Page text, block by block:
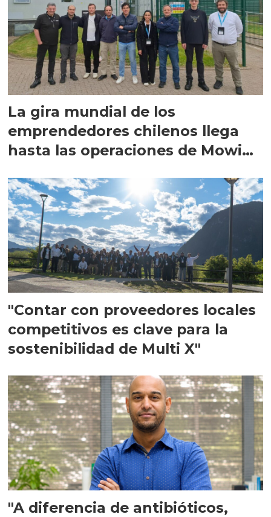
La gira mundial de los
emprendedores chilenos llega
hasta las operaciones de Mowi
"Contar con proveedores locales
competitivos es clave para la
sostenibilidad de Multi X"
"A diferencia de antibióticos,